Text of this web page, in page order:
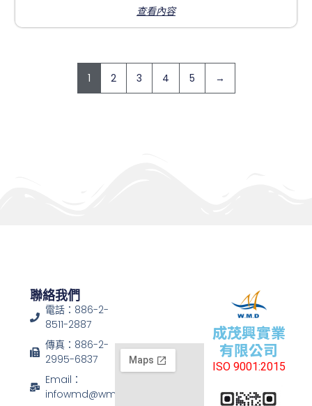
查看內容
1 2 3 4 5 →
成茂興實業
有限公司
ISO 9001:2015
聯絡我們
電話：886-2-
8511-2887
傳真：886-2-
2995-6837
Email：
infowmd@wmd.com.tw